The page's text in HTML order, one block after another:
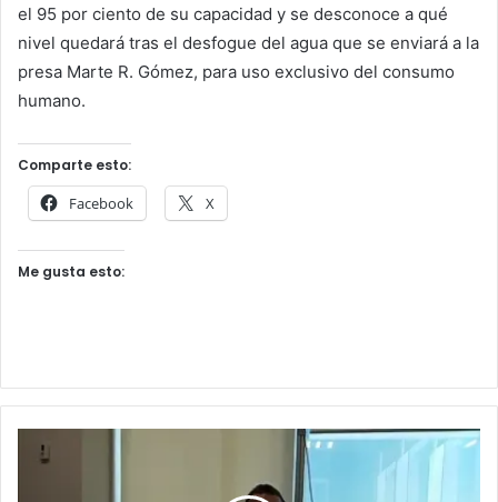
el 95 por ciento de su capacidad y se desconoce a qué
nivel quedará tras el desfogue del agua que se enviará a la
presa Marte R. Gómez, para uso exclusivo del consumo
humano.
Comparte esto:
Facebook X
Me gusta esto: